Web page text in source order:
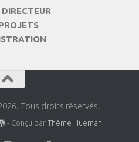
Tous droits réservés.
- Conçu par Thème Hueman